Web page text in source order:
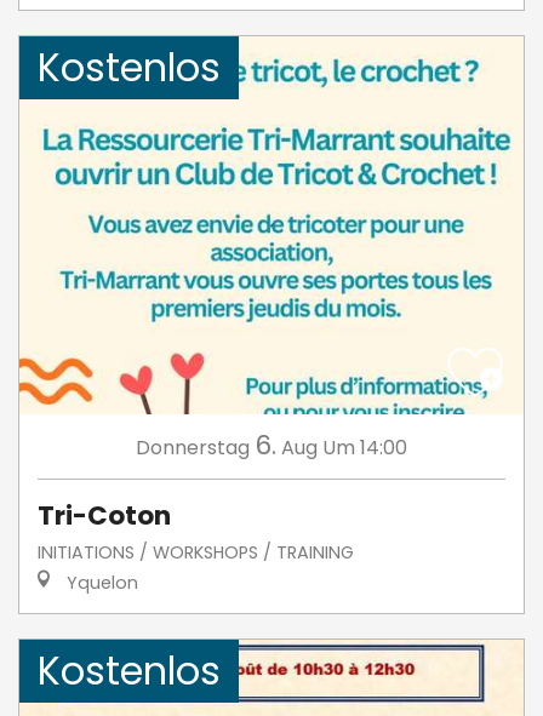
Kostenlos
Donnerstag 6. Aug Um 14:00
Tri-Coton
INITIATIONS / WORKSHOPS / TRAINING
Yquelon
Kostenlos